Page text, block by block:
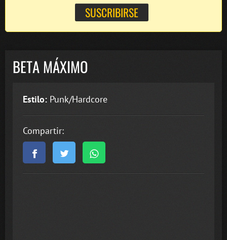
BETA MÁXIMO
Estilo: Punk/Hardcore
Compartir: